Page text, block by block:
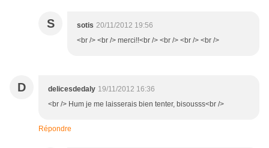
S sotis 20/11/2012 19:56
<br /> <br /> merci!!<br /> <br /> <br /> <br />
D delicesdedaly 19/11/2012 16:36
<br /> Hum je me laisserais bien tenter, bisousss<br />
Répondre